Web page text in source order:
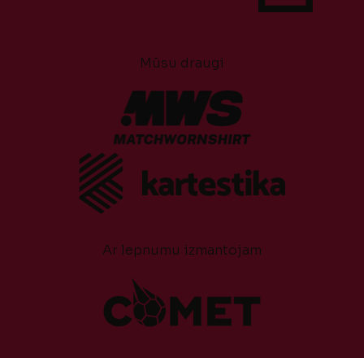
Mūsu draugi
Ar lepnumu izmantojam